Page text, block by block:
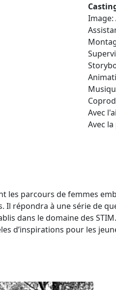
Image:
Avec
Avec
les parcours de femmes
Il répondra à une série de
dans le domaine des
d’inspirations pour les